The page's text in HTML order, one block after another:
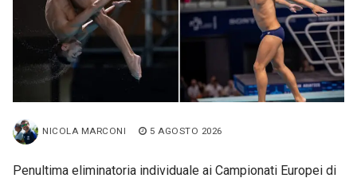
NICOLA MARCONI 5 AGOSTO 2026
Penultima eliminatoria individuale ai Campionati Europei di